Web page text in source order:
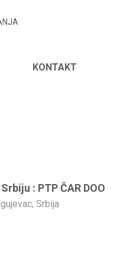
KONTAKT
: PTP ČAR DOO
Srbija